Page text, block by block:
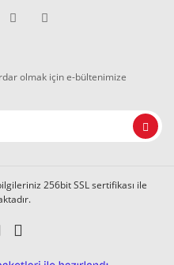
olmak için e-bültenimize
256bit SSL sertifikası ile